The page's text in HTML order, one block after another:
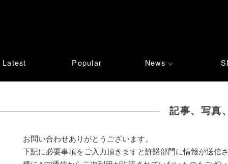
Latest Popular News ∨
記事、写真
お問い合わせありがとうございます。
下記に必要事項をご入力頂きますと許諾部門に情報が送信